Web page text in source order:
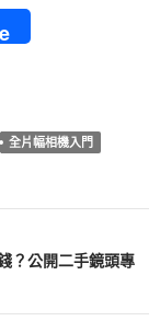
全片幅相機入門
？公開二手鏡頭專